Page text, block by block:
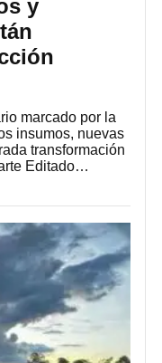
y
marcado por la
insumos, nuevas
transformación
Editado…